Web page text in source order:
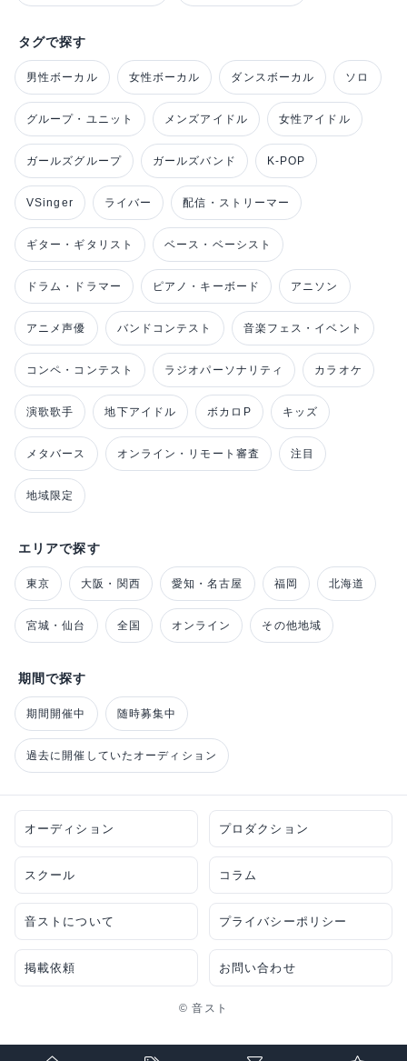
タグで探す
男性ボーカル 女性ボーカル ダンスボーカル ソロ
グループ・ユニット メンズアイドル 女性アイドル
ガールズグループ ガールズバンド K-POP
VSinger ライバー 配信・ストリーマー
ギター・ギタリスト ベース・ベーシスト
ドラム・ドラマー ピアノ・キーボード アニソン
アニメ声優 バンドコンテスト 音楽フェス・イベント
コンペ・コンテスト ラジオパーソナリティ カラオケ
演歌歌手 地下アイドル ボカロP キッズ
メタバース オンライン・リモート審査 注目
地域限定
エリアで探す
東京 大阪・関西 愛知・名古屋 福岡 北海道
宮城・仙台 全国 オンライン その他地域
期間で探す
期間開催中 随時募集中
過去に開催していたオーディション
オーディション プロダクション
スクール コラム
音ストについて プライバシーポリシー
掲載依頼 お問い合わせ
© 音スト